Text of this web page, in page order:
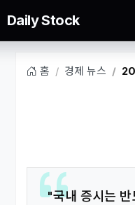
Daily Stock
홈 경제 뉴스
"국내 증시는